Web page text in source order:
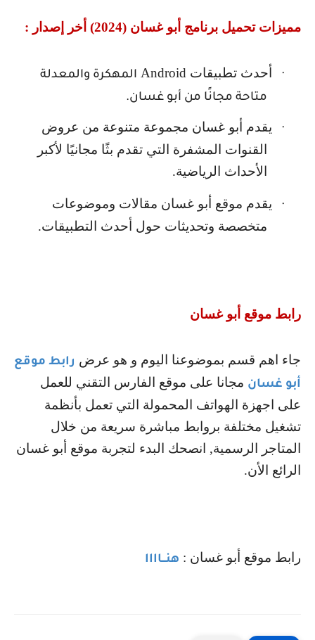
مميزات تحميل برنامج أبو غسان (2024) أخر إصدار :
· أحدث تطبيقات Android المهكرة والمعدلة
متاحة مجانًا من أبو غسان.
·
يقدم أبو غسان مجموعة متنوعة من عروض
القنوات المشفرة التي تقدم بثًا مجانيًا لأكبر
الأحداث الرياضية.
·
يقدم موقع أبو غسان مقالات وموضوعات
متخصصة وتحديثات حول أحدث التطبيقات.
رابط موقع أبو غسان
جاء اهم قسم بموضوعنا اليوم و هو عرض رابط موقع
أبو غسان مجانا على موقع الفارس التقني للعمل
على اجهزة الهواتف المحمولة التي تعمل بأنظمة
تشغيل مختلفة بروابط مباشرة سريعة من خلال
المتاجر الرسمية, انصحك البدء لتجربة موقع أبو غسان
الرائع الأن.
رابط موقع أبو غسان : هنـــاااا